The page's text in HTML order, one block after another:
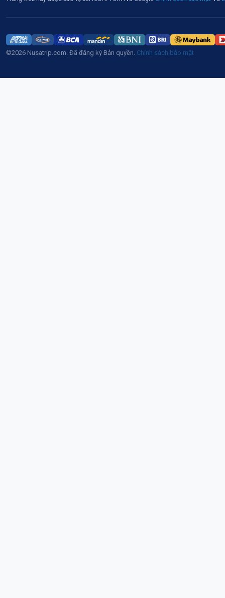
©2026 Nusatrip.com. Đã đăng ký Bản quyền. Chính sách bảo mật